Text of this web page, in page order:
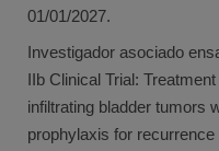
01/01/2027.
Investigador asociado
IIb Clinical Trial:
infiltrating bladder tumors
prophylaxis for